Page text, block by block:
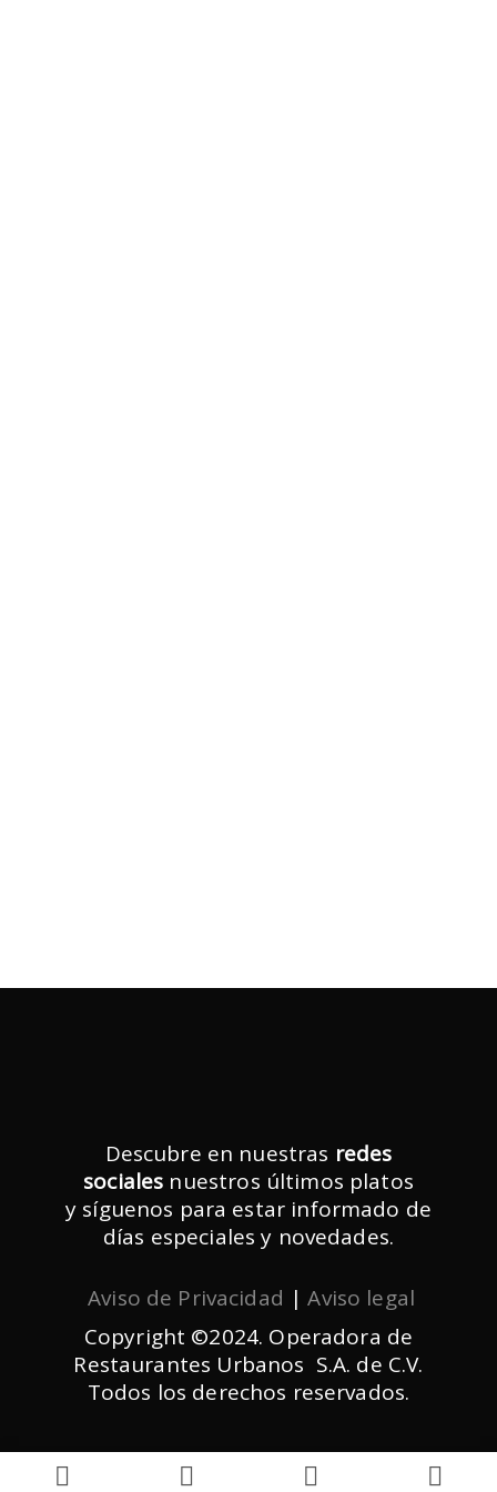
Descubre en nuestras redes
sociales nuestros últimos platos
y síguenos para estar informado de
días especiales y novedades.
Aviso de Privacidad |Aviso legal
Copyright ©2024. Operadora de
Restaurantes Urbanos S.A. de C.V.
Todos los derechos reservados.